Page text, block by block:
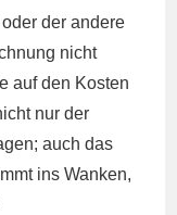
der andere
nicht
auf den Kosten
nur der
auch das
ins Wanken,